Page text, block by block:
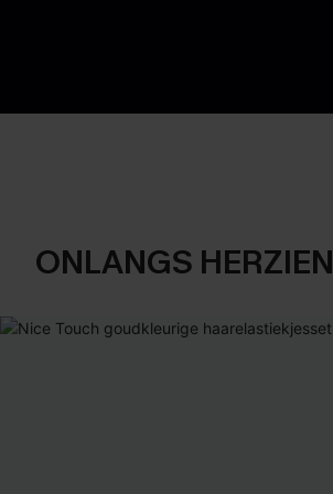
ONLANGS HERZIEN